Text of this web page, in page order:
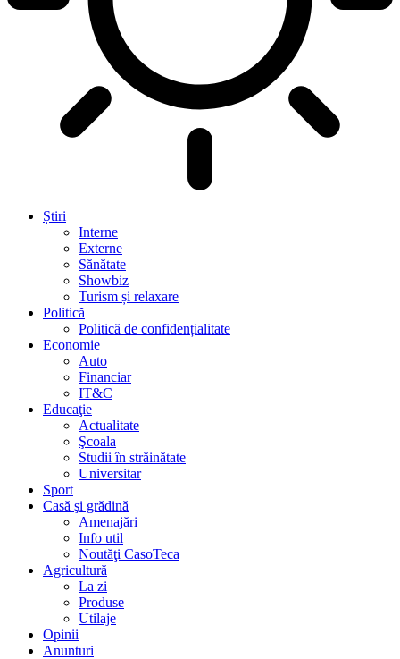
Știri
Interne
Externe
Sănătate
Showbiz
Turism și relaxare
Politică
Politică de confidențialitate
Economie
Auto
Financiar
IT&C
Educaţie
Actualitate
Şcoala
Studii în străinătate
Universitar
Sport
Casă şi grădină
Amenajări
Info util
Noutăţi CasoTeca
Agricultură
La zi
Produse
Utilaje
Opinii
Anunturi